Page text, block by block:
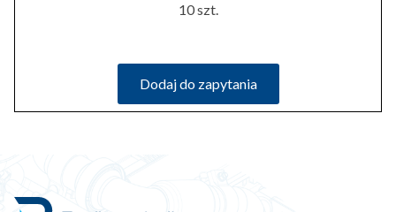
10 szt.
Dodaj do zapytania